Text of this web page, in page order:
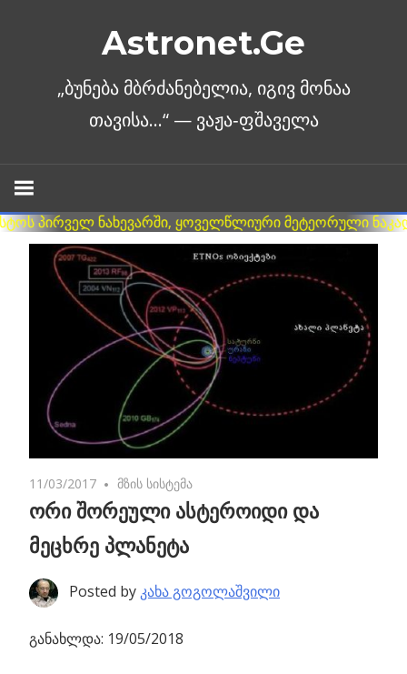
Astronet.Ge
11/03/2017 No comments
მზის სისტემა
ორი შორეული ასტეროიდი და
მეცხრე პლანეტა
Posted by კახა გოგოლაშვილი
განახლდა: 19/05/2018